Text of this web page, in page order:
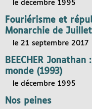
le décembre 1995
Fouriérisme et
Monarchie de Juillet
le 21 septembre 2017
BEECHER
monde (1993)
le décembre 1995
Nos peines